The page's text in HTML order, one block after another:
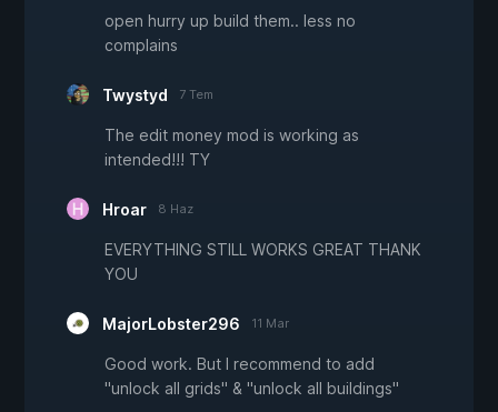
open hurry up build them.. less no
complains
Twystyd 7 Tem
The edit money mod is working as
intended!!! TY
Hroar 8 Haz
EVERYTHING STILL WORKS GREAT THANK
YOU
MajorLobster296 11 Mar
Good work. But I recommend to add
"unlock all grids" & "unlock all buildings"